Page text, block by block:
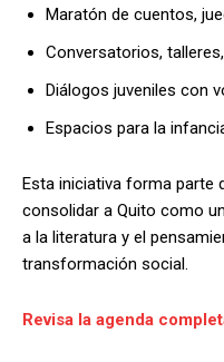
Maratón de cuentos,
Conversatorios,
Diálogos juveniles con
Espacios para la
Esta iniciativa forma parte
consolidar a Quito como
a la literatura y el
transformación social.
Revisa la agenda